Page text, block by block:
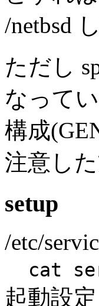
/netbsd
ただし
なって
構成
注意し
setup
/etc/
cat
起動設定